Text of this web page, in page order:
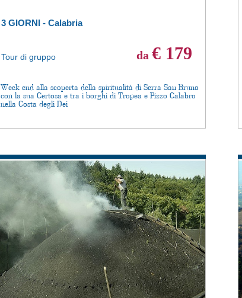
3 GIORNI - Calabria
Tour di gruppo
Week end alla scoperta della spiritualità di Serra San Bruno
con la sua Certosa e tra i borghi di Tropea e Pizzo Calabro
nella Costa degli Dei
da € 179